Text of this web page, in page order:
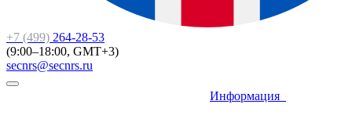
+7 (499) 264-28-53
(9:00–18:00, GMT+3)
secnrs@secnrs.ru
Информация